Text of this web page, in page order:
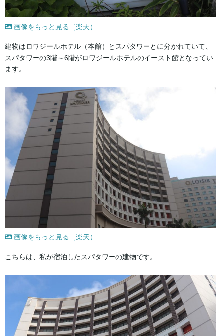
画像をもっと見る（楽天）
建物はロワジールホテル（本館）とスパタワーとに分かれていて、
スパタワーの3階～6階がロワジールホテルのイースト館となってい
ます。
画像をもっと見る（楽天）
こちらは、私が宿泊したスパタワーの建物です。